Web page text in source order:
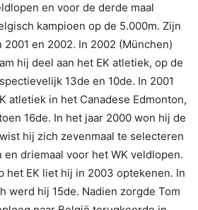
en voor de derde maal
kampioen op de 5.000m. Zijn
en 2002. In 2002 (München)
hij deel aan het EK atletiek, op de
13de en 10de. In 2001
atletiek in het Canadese Edmonton,
16de. In het jaar 2000 won hij de
hij zich zevenmaal te selecteren
driemaal voor het WK veldlopen.
het EK liet hij in 2003 optekenen. In
werd hij 15de. Nadien zorgde Tom